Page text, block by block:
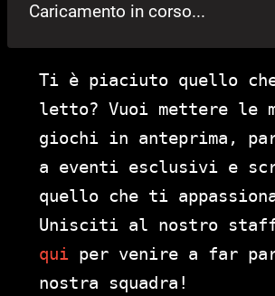
Caricamento in corso...
Ti è piaciuto quello
letto? Vuoi mettere le
giochi in anteprima,
a eventi esclusivi e
quello che ti
Unisciti al nostro
qui per venire a far
nostra squadra!